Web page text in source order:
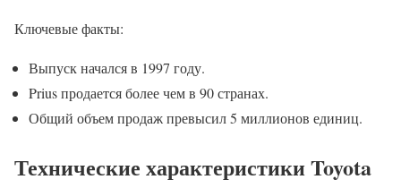
Ключевые факты:
Выпуск начался в 1997 году.
Prius продается более чем в 90 странах.
Общий объем продаж превысил 5 миллионов единиц.
Технические характеристики Toyota